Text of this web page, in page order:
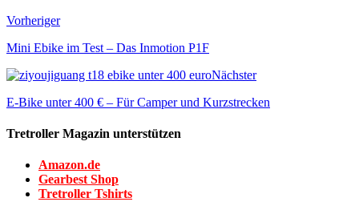
Vorheriger
Mini Ebike im Test – Das Inmotion P1F
Nächster
E-Bike unter 400 € – Für Camper und Kurzstrecken
Tretroller Magazin unterstützen
Amazon.de
Gearbest Shop
Tretroller Tshirts